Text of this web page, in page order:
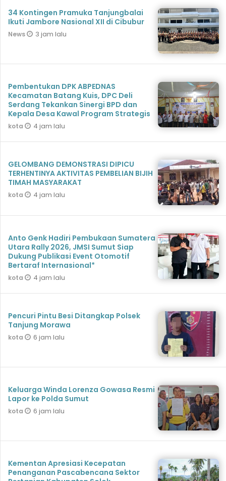
34 Kontingen Pramuka Tanjungbalai
Ikuti Jambore Nasional XII di Cibubur
News 3 jam lalu
Pembentukan DPK ABPEDNAS
Kecamatan Batang Kuis, DPC Deli
Serdang Tekankan Sinergi BPD dan
Kepala Desa Kawal Program Strategis
kota 4 jam lalu
GELOMBANG DEMONSTRASI DIPICU
TERHENTINYA AKTIVITAS PEMBELIAN BIJIH
TIMAH MASYARAKAT
kota 4 jam lalu
Anto Genk Hadiri Pembukaan Sumatera
Utara Rally 2026, JMSI Sumut Siap
Dukung Publikasi Event Otomotif
Bertaraf Internasional*
kota 4 jam lalu
Pencuri Pintu Besi Ditangkap Polsek
Tanjung Morawa
kota 6 jam lalu
Keluarga Winda Lorenza Gowasa Resmi
Lapor ke Polda Sumut
kota 6 jam lalu
Kementan Apresiasi Kecepatan
Penanganan Pascabencana Sektor